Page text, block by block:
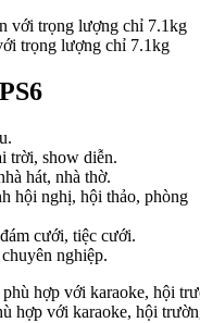
trọng lượng chỉ 7.1kg
trời, show diễn.
hát, nhà thờ.
hội nghị, hội thảo, phòng
cưới, tiệc cưới.
nghiệp.
hợp với karaoke, hội